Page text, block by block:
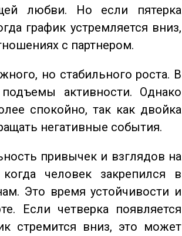
любви. Но если пятерка
график устремляется вниз,
с партнером.
но стабильного роста. В
активности. Однако
спокойно, так как двойка
негативные события.
привычек и взглядов на
человек закрепился в
Это время устойчивости и
Если четверка появляется
стремится вниз, это может